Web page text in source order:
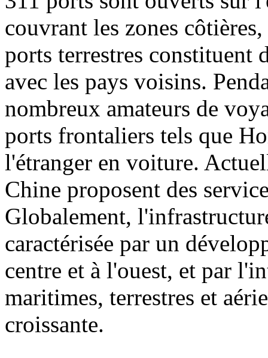
couvrant les zones
ports terrestres constituent
avec les pays voisins.
nombreux amateurs de
ports frontaliers tels que
l'étranger en voiture.
Chine proposent des
Globalement,
caractérisée par un
centre et à l'ouest, et par
maritimes, terrestres et
croissante.